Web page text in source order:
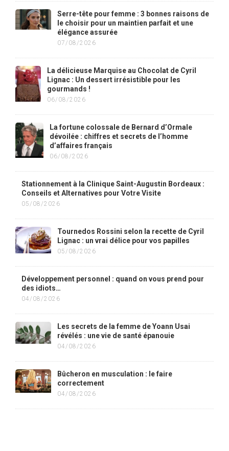
Serre-tête pour femme : 3 bonnes raisons de
le choisir pour un maintien parfait et une
élégance assurée
07/08/2026
La délicieuse Marquise au Chocolat de Cyril
Lignac : Un dessert irrésistible pour les
gourmands !
06/08/2026
La fortune colossale de Bernard d’Ormale
dévoilée : chiffres et secrets de l’homme
d’affaires français
06/08/2026
Stationnement à la Clinique Saint-Augustin Bordeaux :
Conseils et Alternatives pour Votre Visite
05/08/2026
Tournedos Rossini selon la recette de Cyril
Lignac : un vrai délice pour vos papilles
05/08/2026
Développement personnel : quand on vous prend pour
des idiots…
04/08/2026
Les secrets de la femme de Yoann Usai
révélés : une vie de santé épanouie
04/08/2026
Bûcheron en musculation : le faire
correctement
04/08/2026